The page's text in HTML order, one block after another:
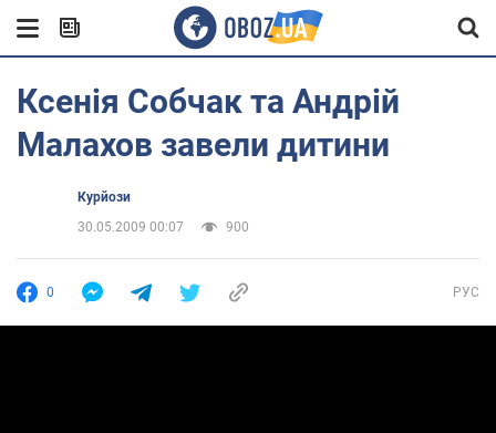
Ксенія Собчак та Андрій
Малахов завели дитини
Курйози
30.05.2009 00:07
900
0 РУС